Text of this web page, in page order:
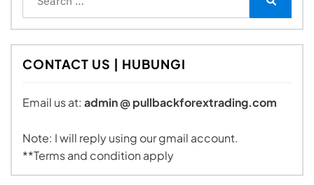
for:
CONTACT US | HUBUNGI
Email us at: admin @ pullbackforextrading.com
Note: I will reply using our gmail account.
**Terms and condition apply